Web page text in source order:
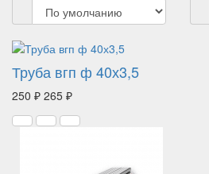
Труба вгп ф 40х3,5
250 ₽ 265 ₽